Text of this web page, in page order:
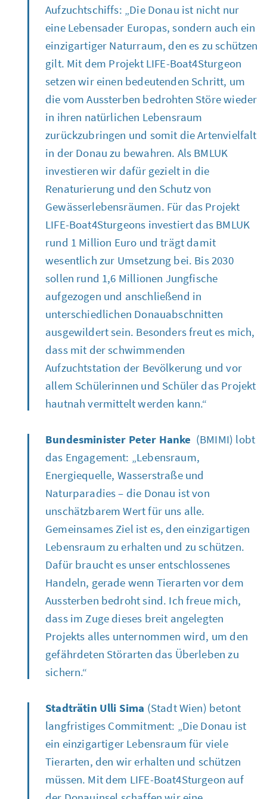
Aufzuchtschiffs: „Die Donau ist nicht nur
eine Lebensader Europas, sondern auch ein
einzigartiger Naturraum, den es zu schützen
gilt. Mit dem Projekt LIFE-Boat4Sturgeon
setzen wir einen bedeutenden Schritt, um
die vom Aussterben bedrohten Störe wieder
in ihren natürlichen Lebensraum
zurückzubringen und somit die Artenvielfalt
in der Donau zu bewahren. Als BMLUK
investieren wir dafür gezielt in die
Renaturierung und den Schutz von
Gewässerlebensräumen. Für das Projekt
LIFE-Boat4Sturgeons investiert das BMLUK
rund 1 Million Euro und trägt damit
wesentlich zur Umsetzung bei. Bis 2030
sollen rund 1,6 Millionen Jungfische
aufgezogen und anschließend in
unterschiedlichen Donauabschnitten
ausgewildert sein. Besonders freut es mich,
dass mit der schwimmenden
Aufzuchtstation der Bevölkerung und vor
allem Schülerinnen und Schüler das Projekt
hautnah vermittelt werden kann.“
Bundesminister Peter Hanke (BMIMI) lobt
das Engagement: „Lebensraum,
Energiequelle, Wasserstraße und
Naturparadies – die Donau ist von
unschätzbarem Wert für uns alle.
Gemeinsames Ziel ist es, den einzigartigen
Lebensraum zu erhalten und zu schützen.
Dafür braucht es unser entschlossenes
Handeln, gerade wenn Tierarten vor dem
Aussterben bedroht sind. Ich freue mich,
dass im Zuge dieses breit angelegten
Projekts alles unternommen wird, um den
gefährdeten Störarten das Überleben zu
sichern.“
Stadträtin Ulli Sima (Stadt Wien) betont
langfristiges Commitment: „Die Donau ist
ein einzigartiger Lebensraum für viele
Tierarten, den wir erhalten und schützen
müssen. Mit dem LIFE-Boat4Sturgeon auf